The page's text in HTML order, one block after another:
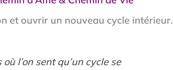
et ouvrir un nouveau cycle intérieur.
l’on sent qu’un cycle se